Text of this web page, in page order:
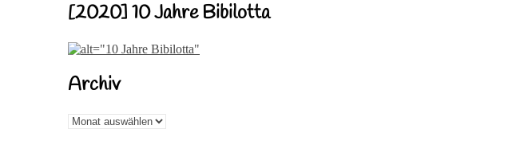
[2020] 10 Jahre Bibilotta
Archiv
Archiv